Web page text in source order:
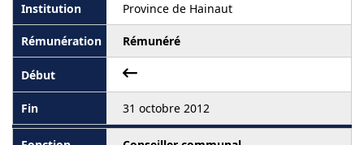
Province de Hainaut
Rémunéré
31 octobre 2012